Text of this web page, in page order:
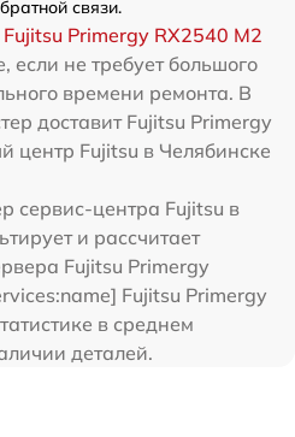
связи.
Primergy RX2540 M2
если не требует большого
времени ремонта. В
доставит Fujitsu Primergy
центр Fujitsu в Челябинске
сервис-центра Fujitsu в
и рассчитает
Fujitsu Primergy
Fujitsu Primergy
в среднем
деталей.